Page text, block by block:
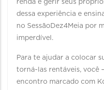
renda e gerir seus
dessa experiência e
no SessãoDez4Meia por
imperdível.
Para te ajudar a colocar
torná-las rentáveis, você
encontro marcado com